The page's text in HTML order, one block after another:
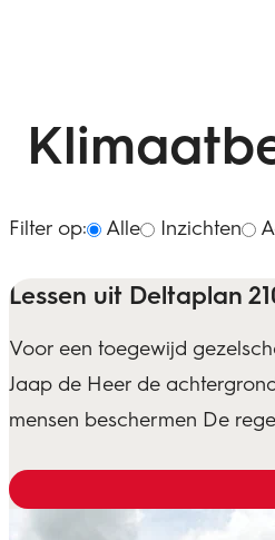
Filter op: Alle Inzichten
Lessen uit Deltaplan
Voor een toegewijd
Jaap de Heer de
mensen beschermen De